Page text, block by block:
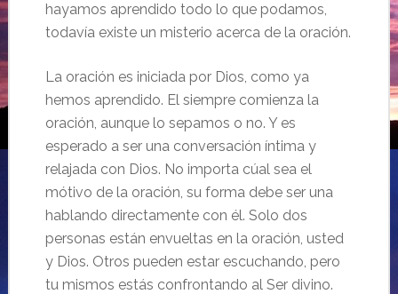
hayamos aprendido todo lo que podamos,
todavía existe un misterio acerca de la oración.
La oración es iniciada por Dios, como ya
hemos aprendido. El siempre comienza la
oración, aunque lo sepamos o no. Y es
esperado a ser una conversación íntima y
relajada con Dios. No importa cúal sea el
mótivo de la oración, su forma debe ser una
hablando directamente con él. Solo dos
personas están envueltas en la oración, usted
y Dios. Otros pueden estar escuchando, pero
tu mismos estás confrontando al Ser divino.